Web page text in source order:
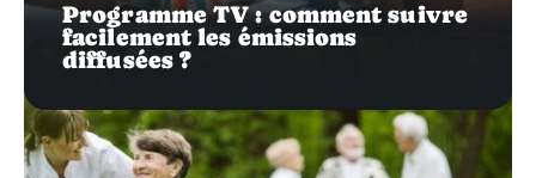
Programme TV : comment suivre
facilement les émissions
diffusées ?